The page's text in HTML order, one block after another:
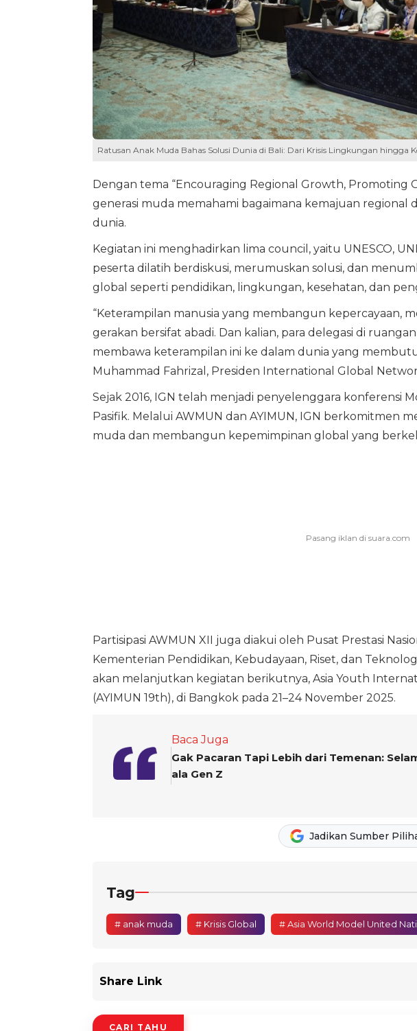
Ratusan Anak Muda Bahas Solusi Dunia di Bali: Dari Krisis Lingkungan hingga
Dengan tema “Encouraging Regional Growth, Promoting
generasi muda memahami bagaimana kemajuan regional
dunia.
Kegiatan ini menghadirkan lima council, yaitu UNESCO,
peserta dilatih berdiskusi, merumuskan solusi, dan
global seperti pendidikan, lingkungan, kesehatan, dan
“Keterampilan manusia yang membangun kepercayaan,
gerakan bersifat abadi. Dan kalian, para delegasi di
membawa keterampilan ini ke dalam dunia yang
Muhammad Fahrizal, Presiden International Global
Sejak 2016, IGN telah menjadi penyelenggara konferensi
Pasifik. Melalui AWMUN dan AYIMUN, IGN berkomitmen
muda dan membangun kepemimpinan global yang
Partisipasi AWMUN XII juga diakui oleh Pusat Prestasi
Kementerian Pendidikan, Kebudayaan, Riset, dan
akan melanjutkan kegiatan berikutnya, Asia Youth
(AYIMUN 19th), di Bangkok pada 21–24 November 2025.
Baca Juga
Gak Pacaran Tapi Lebih dari Temenan:
ala Gen Z
Jadikan Sumber
Tag
# anak muda # Krisis Global # Asia World Model United
Share Link
CARI TAHU